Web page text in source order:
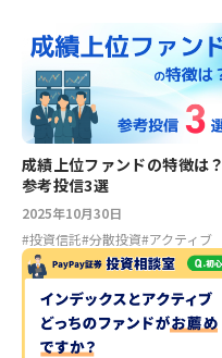
成績上位ファンドの特徴は？
参考投信3選
2025年10月30日
#投資信託#分散投資#アクティブ